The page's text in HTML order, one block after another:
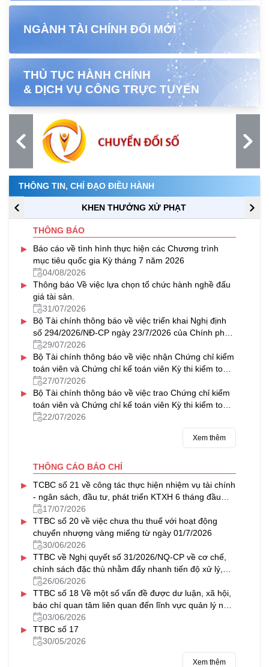
NGÀNH TÀI CHÍNH ĐỔI MỚI
THỦ TỤC HÀNH CHÍNH
& DỊCH VỤ CÔNG TRỰC TUYẾN
THÔNG TIN, CHỈ ĐẠO ĐIỀU HÀNH
KHEN THƯỞNG XỬ PHẠT
THÔNG BÁO
▸
Báo cáo về tình hình thực hiện các Chương trình
mục tiêu quốc gia Kỳ tháng 7 năm 2026
04/08/2026
▸
Thông báo Về việc lựa chọn tổ chức hành nghề đấu
giá tài sản.
31/07/2026
▸
Bộ Tài chính thông báo về việc triển khai Nghị định
số 294/2026/NĐ-CP ngày 23/7/2026 của Chính phủ
về tổ hợp tác
29/07/2026
▸
Bộ Tài chính thông báo về việc nhận Chứng chỉ kiểm
toán viên và Chứng chỉ kế toán viên Kỳ thi kiểm toán
viên, kế toán viên năm 2025
27/07/2026
▸
Bộ Tài chính thông báo về việc trao Chứng chỉ kiểm
toán viên và Chứng chỉ kế toán viên Kỳ thi kiểm toán
viên, kế toán viên năm 2025
22/07/2026
Xem thêm
THÔNG CÁO BÁO CHÍ
▸
TCBC số 21 về công tác thực hiện nhiệm vụ tài chính
- ngân sách, đầu tư, phát triển KTXH 6 tháng đầu
năm, triển khai nhiệm vụ 6 tháng cuối năm 2026
17/07/2026
▸
TTBC số 20 về việc chưa thu thuế với hoạt động
chuyển nhượng vàng miếng từ ngày 01/7/2026
30/06/2026
▸
TTBC về Nghị quyết số 31/2026/NQ-CP về cơ chế,
chính sách đặc thù nhằm đẩy nhanh tiến độ xử lý,
khai thác nhà, đất dôi dư sau sắp xếp tổ chức bộ
máy và đơn vị hành chính
26/06/2026
▸
TTBC số 18 Về một số vấn đề được dư luận, xã hội,
báo chí quan tâm liên quan đến lĩnh vực quản lý nhà
nước của Bộ Tài chính trong tháng 5/2026
03/06/2026
▸
TTBC số 17
30/05/2026
Xem thêm